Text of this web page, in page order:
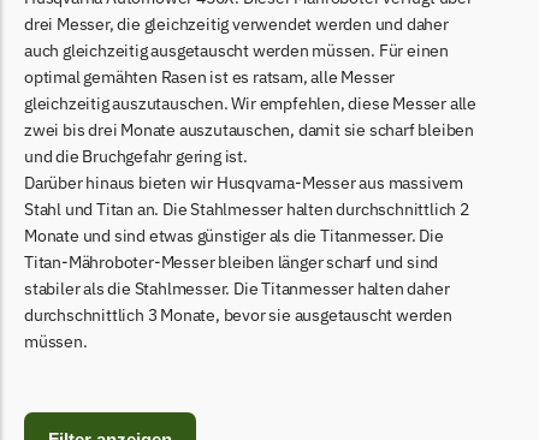
Black & Decker Messer
Begrenzungsdraht
Bosch Indego
Bosch Indego Messer
Begrenzungsdraht
Central Park
Central Park Messer
Begrenzungsdraht
Cramer
drei Messer, die gleichzeitig verwendet werden und daher
auch gleichzeitig ausgetauscht werden müssen. Für einen
optimal gemähten Rasen ist es ratsam, alle Messer
gleichzeitig auszutauschen. Wir empfehlen, diese Messer alle
zwei bis drei Monate auszutauschen, damit sie scharf bleiben
und die Bruchgefahr gering ist.
Darüber hinaus bieten wir Husqvarna-Messer aus massivem
Stahl und Titan an. Die Stahlmesser halten durchschnittlich 2
Monate und sind etwas günstiger als die Titanmesser. Die
Titan-Mähroboter-Messer bleiben länger scharf und sind
stabiler als die Stahlmesser. Die Titanmesser halten daher
durchschnittlich 3 Monate, bevor sie ausgetauscht werden
müssen.